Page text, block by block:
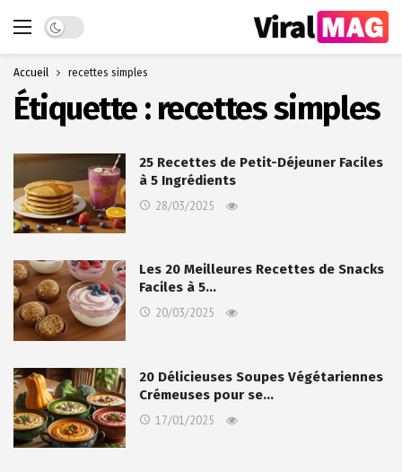
Dark mode
Accueil recettes simples
Étiquette : recettes simples
25 Recettes de Petit-Déjeuner Faciles
à 5 Ingrédients
28/03/2025
Les 20 Meilleures Recettes de Snacks
Faciles à 5…
20/03/2025
20 Délicieuses Soupes Végétariennes
Crémeuses pour se…
17/01/2025